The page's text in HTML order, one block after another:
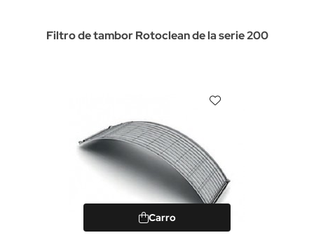
Filtro de tambor Rotoclean de la serie 200
Carro